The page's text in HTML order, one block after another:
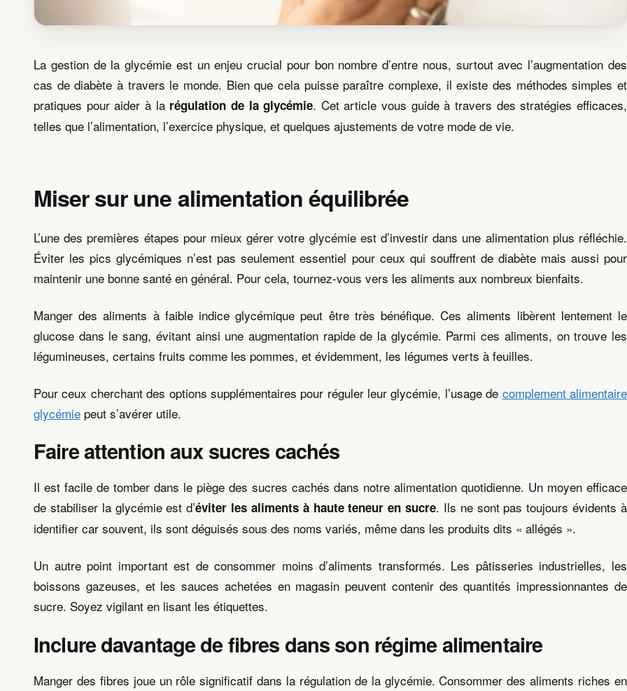
La gestion de la glycémie est un enjeu crucial pour bon nombre d’entre nous, surtout avec l’augmentation des
cas de diabète à travers le monde. Bien que cela puisse paraître complexe, il existe des méthodes simples et
pratiques pour aider à la régulation de la glycémie. Cet article vous guide à travers des stratégies efficaces,
telles que l’alimentation, l’exercice physique, et quelques ajustements de votre mode de vie.
Miser sur une alimentation équilibrée
L’une des premières étapes pour mieux gérer votre glycémie est d’investir dans une alimentation plus réfléchie.
Éviter les pics glycémiques n’est pas seulement essentiel pour ceux qui souffrent de diabète mais aussi pour
maintenir une bonne santé en général. Pour cela, tournez-vous vers les aliments aux nombreux bienfaits.
Manger des aliments à faible indice glycémique peut être très bénéfique. Ces aliments libèrent lentement le
glucose dans le sang, évitant ainsi une augmentation rapide de la glycémie. Parmi ces aliments, on trouve les
légumineuses, certains fruits comme les pommes, et évidemment, les légumes verts à feuilles.
Pour ceux cherchant des options supplémentaires pour réguler leur glycémie, l’usage de complement alimentaire
glycémie peut s’avérer utile.
Faire attention aux sucres cachés
Il est facile de tomber dans le piège des sucres cachés dans notre alimentation quotidienne. Un moyen efficace
de stabiliser la glycémie est d’éviter les aliments à haute teneur en sucre. Ils ne sont pas toujours évidents à
identifier car souvent, ils sont déguisés sous des noms variés, même dans les produits dits « allégés ».
Un autre point important est de consommer moins d’aliments transformés. Les pâtisseries industrielles, les
boissons gazeuses, et les sauces achetées en magasin peuvent contenir des quantités impressionnantes de
sucre. Soyez vigilant en lisant les étiquettes.
Inclure davantage de fibres dans son régime alimentaire
Manger des fibres joue un rôle significatif dans la régulation de la glycémie. Consommer des aliments riches en